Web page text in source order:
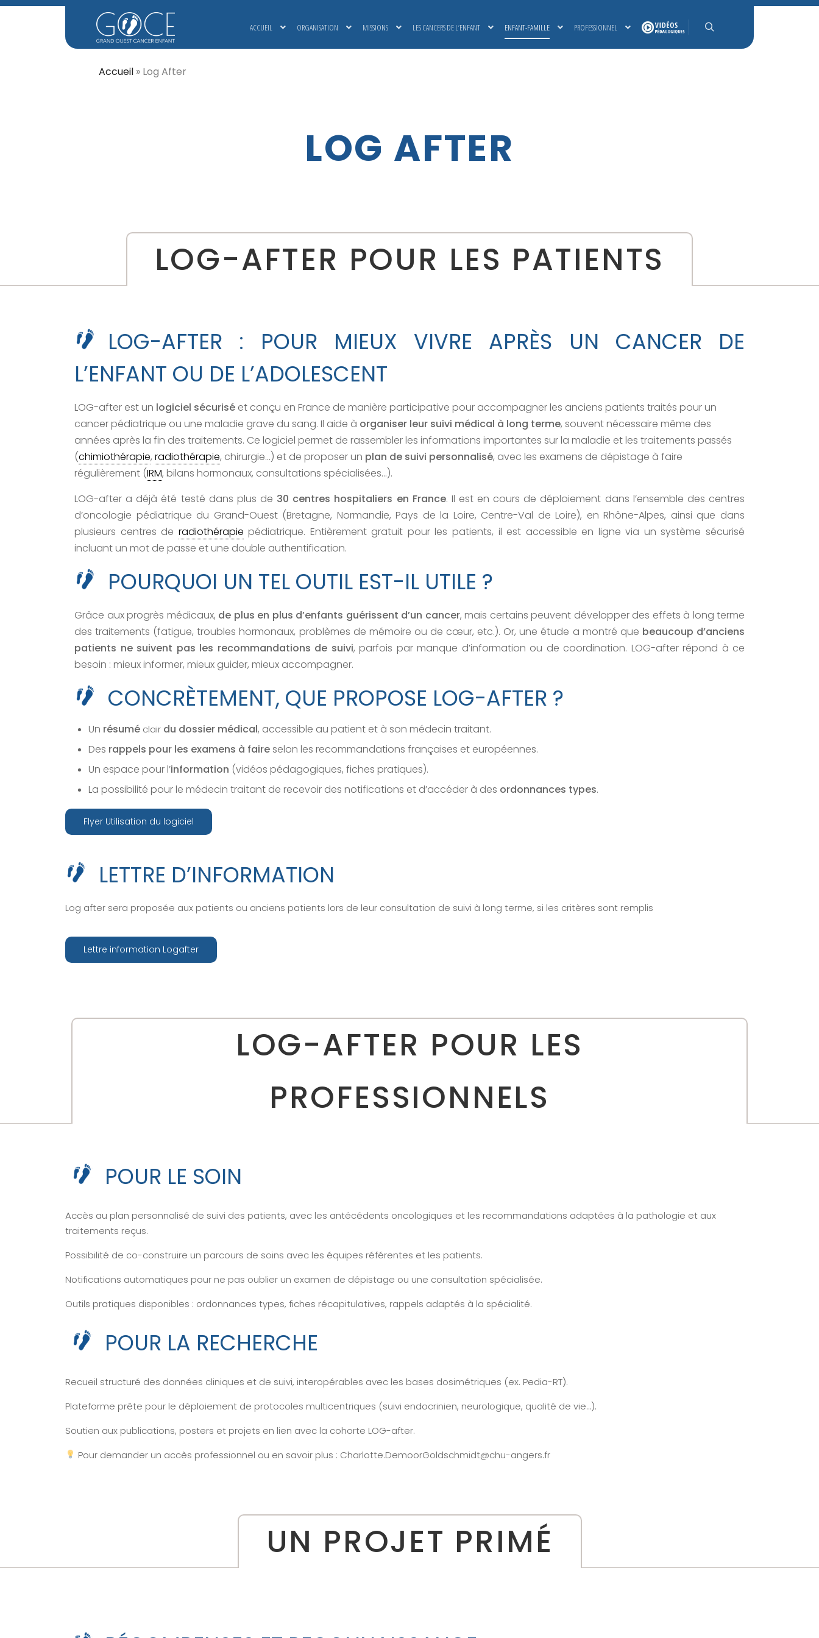
ACCUEIL ORGANISATION MISSIONS LES CANCERS DE L’ENFANT ENFANT-FAMILLE PROFESSIONNEL
Rechercher
Accueil » Log After
LOG AFTER
LOG-AFTER POUR LES PATIENTS
LOG-AFTER : POUR MIEUX VIVRE APRÈS UN CANCER DE
L’ENFANT OU DE L’ADOLESCENT
LOG-after est un logiciel sécurisé et conçu en France de manière participative pour accompagner les anciens patients traités pour un
cancer pédiatrique ou une maladie grave du sang. Il aide à organiser leur suivi médical à long terme, souvent nécessaire même des
années après la fin des traitements. Ce logiciel permet de rassembler les informations importantes sur la maladie et les traitements passés
(chimiothérapie, radiothérapie, chirurgie…) et de proposer un plan de suivi personnalisé, avec les examens de dépistage à faire
régulièrement (IRM, bilans hormonaux, consultations spécialisées…).
LOG-after a déjà été testé dans plus de 30 centres hospitaliers en France. Il est en cours de déploiement dans l’ensemble des centres
d’oncologie pédiatrique du Grand-Ouest (Bretagne, Normandie, Pays de la Loire, Centre-Val de Loire), en Rhône-Alpes, ainsi que dans
plusieurs centres de radiothérapie pédiatrique. Entièrement gratuit pour les patients, il est accessible en ligne via un système sécurisé
incluant un mot de passe et une double authentification.
POURQUOI UN TEL OUTIL EST-IL UTILE ?
Grâce aux progrès médicaux, de plus en plus d’enfants guérissent d’un cancer, mais certains peuvent développer des effets à long terme
des traitements (fatigue, troubles hormonaux, problèmes de mémoire ou de cœur, etc.). Or, une étude a montré que beaucoup d’anciens
patients ne suivent pas les recommandations de suivi, parfois par manque d’information ou de coordination. LOG-after répond à ce
besoin : mieux informer, mieux guider, mieux accompagner.
CONCRÈTEMENT, QUE PROPOSE LOG-AFTER ?
Un résuméclairdu dossier médical, accessible au patient et à son médecin traitant.
Des rappels pour les examens à faireselon les recommandations françaises et européennes.
Un espace pour l’information (vidéos pédagogiques, fiches pratiques).
La possibilité pour le médecin traitant de recevoir des notifications et d’accéder à des ordonnances types.
Flyer Utilisation du logiciel
LETTRE D’INFORMATION
Log after sera proposée aux patients ou anciens patients lors de leur consultation de suivi à long terme, si les critères sont remplis
Lettre information Logafter
LOG-AFTER POUR LES
PROFESSIONNELS
POUR LE SOIN
Accès au plan personnalisé de suivi des patients, avec les antécédents oncologiques et les recommandations adaptées à la pathologie et aux
traitements reçus.
Possibilité de co-construire un parcours de soins avec les équipes référentes et les patients.
Notifications automatiques pour ne pas oublier un examen de dépistage ou une consultation spécialisée.
Outils pratiques disponibles : ordonnances types, fiches récapitulatives, rappels adaptés à la spécialité.
POUR LA RECHERCHE
Recueil structuré des données cliniques et de suivi, interopérables avec les bases dosimétriques (ex. Pedia-RT).
Plateforme prête pour le déploiement de protocoles multicentriques (suivi endocrinien, neurologique, qualité de vie…).
Soutien aux publications, posters et projets en lien avec la cohorte LOG-after.
Pour demander un accès professionnel ou en savoir plus : Charlotte.DemoorGoldschmidt@chu-angers.fr
UN PROJET PRIMÉ